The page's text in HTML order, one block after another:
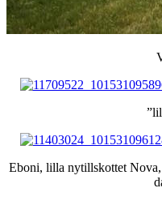
Eboni, lilla nytillskottet